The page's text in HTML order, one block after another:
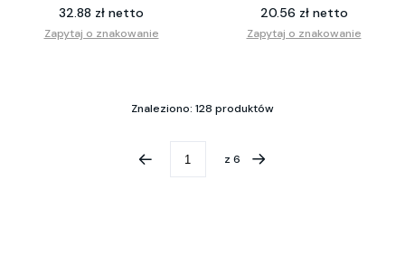
32.88 zł netto
Zapytaj o znakowanie
20.56 zł netto
Zapytaj o znakowanie
Znaleziono: 128 produktów
z 6